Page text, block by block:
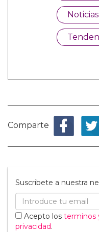
Comparte
Suscribete a nuestra
Acepto los terminos
privacidad.